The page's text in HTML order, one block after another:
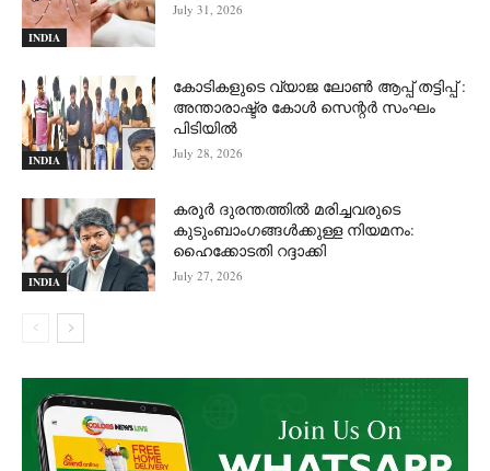
INDIA
July 31, 2026
INDIA
കോടികളുടെ വ്യാജ ലോൺ ആപ്പ് തട്ടിപ്പ് :
അന്താരാഷ്ട്ര കോൾ സെന്റർ സംഘം
പിടിയില്‍
July 28, 2026
INDIA
കരൂർ ദുരന്തത്തിൽ മരിച്ചവരുടെ
കുടുംബാംഗങ്ങൾക്കുള്ള നിയമനം:
ഹൈക്കോടതി റദ്ദാക്കി
July 27, 2026